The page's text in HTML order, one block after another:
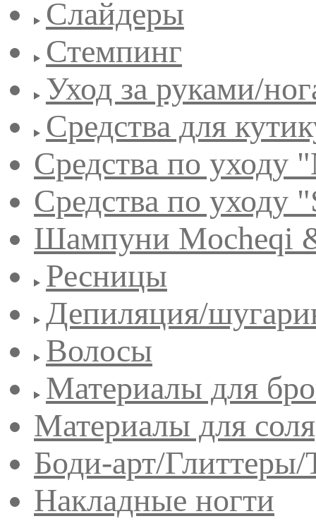
Слайдеры
Стемпинг
Уход за руками/
Средства для
Средства по уходу
Средства по уходу
Шампуни Mocheqi
Ресницы
Депиляция/
Волосы
Материалы для
Материалы для
Боди-арт/
Накладные ногти